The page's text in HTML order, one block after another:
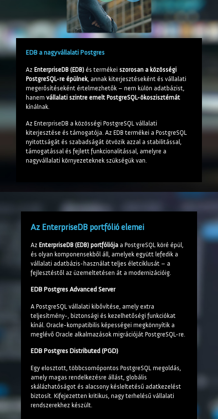
EDB a nagyvállalati Postgres
Az EnterpriseDB (EDB) és termékei szorosan a közösségi
PostgreSQL-re épülnek, annak kiterjesztéseként és vállalati
megerősítéseként értelmezhetők – nem külön adatbázist,
hanem vállalati szintre emelt PostgreSQL-ökoszisztémát
kínálnak.
Az EnterpriseDB a közösségi PostgreSQL vállalati
kiterjesztése és támogatója. Az EDB termékei a PostgreSQL
nyitottságát és szabadságát ötvözik azzal a stabilitással,
támogatással és fejlett funkcionalitással, amelyre a
nagyvállalati környezeteknek szükségük van.
Az EnterpriseDB portfólió elemei
Az EnterpriseDB (EDB) portfóliója a PostgreSQL köré épül,
és olyan komponensekből áll, amelyek együtt lefedik a
vállalati adatbázis-használat teljes életciklusát – a
fejlesztéstől az üzemeltetésen át a modernizációig.
EDB Postgres Advanced Server
A PostgreSQL vállalati kibővítése, amely extra
teljesítmény-, biztonsági és kezelhetőségi funkciókat
kínál. Oracle-kompatibilis képességei megkönnyítik a
meglévő Oracle alkalmazások migrációját PostgreSQL-re.
EDB Postgres Distributed (PGD)
Egy elosztott, többcsomópontos PostgreSQL megoldás,
amely magas rendelkezésre állást, globális
skálázhatóságot és alacsony késleltetésű adatkezelést
biztosít. Kifejezetten kritikus, nagy terhelésű vállalati
rendszerekhez készült.